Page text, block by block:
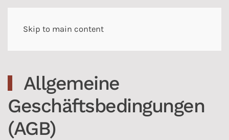
Skip to main content
Allgemeine
Geschäftsbedingungen
(AGB)